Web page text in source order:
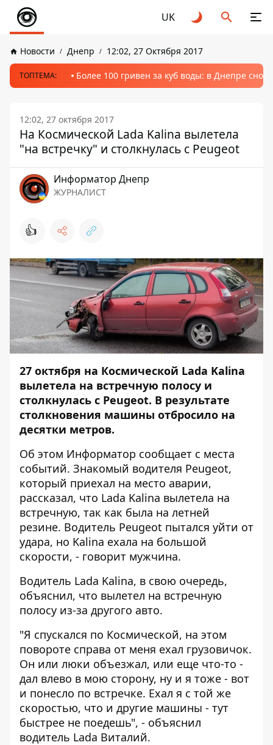
UK
Новости Днепр 12:02, 27 Октября 2017
ТОПТЕМА: Более 100 гривен за куб воды: в Днепре
12:02, 27 октября 2017
На Космической Lada Kalina вылетела
"на встречку" и столкнулась с Peugeot
Информатор Днепр
ЖУРНАЛИСТ
👍
27 октября на Космической Lada Kalina
вылетела на встречную полосу и
столкнулась с Peugeot. В результате
столкновения машины отбросило на
десятки метров.
Об этом Информатор сообщает с места
событий. Знакомый водителя Peugeot,
который приехал на место аварии,
рассказал, что Lada Kalina вылетела на
встречную, так как была на летней
резине. Водитель Peugeot пытался уйти от
удара, но Kalina ехала на большой
скорости, - говорит мужчина.
Водитель Lada Kalina, в свою очередь,
объяснил, что вылетел на встречную
полосу из-за другого авто.
"Я спускался по Космической, на этом
повороте справа от меня ехал грузовичок.
Он или люки объезжал, или еще что-то -
дал влево в мою сторону, ну и я тоже - вот
и понесло по встречке. Ехал я с той же
скоростью, что и другие машины - тут
быстрее не поедешь", - объяснил
водитель Lada Виталий.